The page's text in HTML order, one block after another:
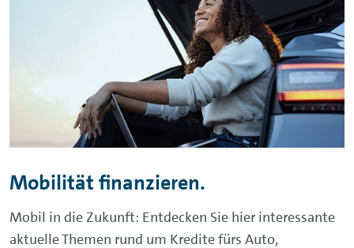
Mobilität finanzieren.
Mobil in die Zukunft: Entdecken Sie hier interessante
aktuelle Themen rund um Kredite fürs Auto,